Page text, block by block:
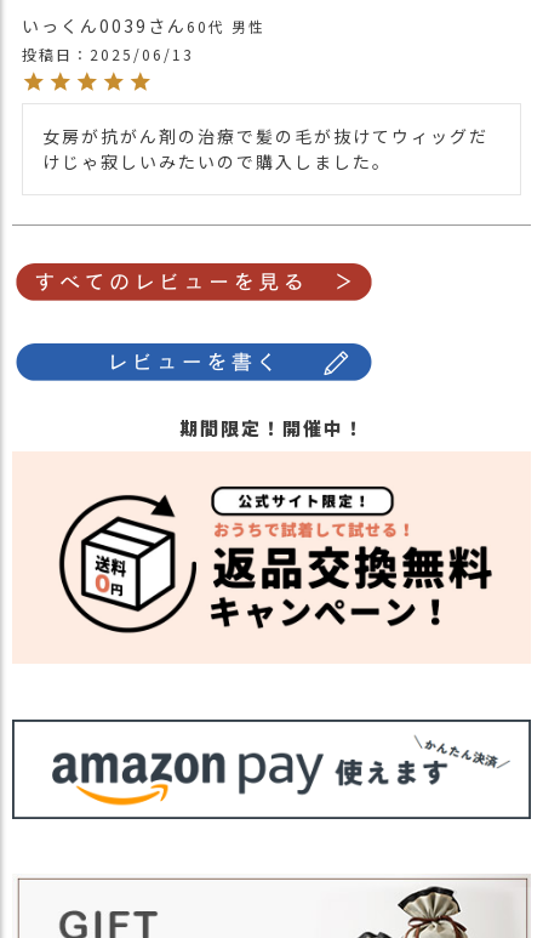
いっくん0039 60代 男性
投稿日
2025/06/13
女房が抗がん剤の治療で髪の毛が抜けてウィッグだ
けじゃ寂しいみたいので購入しました。
期間限定！開催中！